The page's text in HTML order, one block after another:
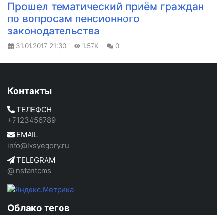
Прошел тематический приём граждан
по вопросам пенсионного
законодательства
31.01.2017 21:30 1.57K 0
Контакты
ТЕЛЕФОН
+7123456789
EMAIL
info@lysyegory.ru
TELEGRAM
@instantcms
Облако тегов